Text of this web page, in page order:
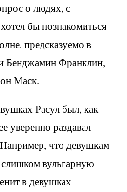
о людях, с
бы познакомиться
предсказуемо в
и Бенджамин Франклин,
Маск.
Расул был, как
уверенно раздавал
что девушкам
слишком вульгарную
в девушках